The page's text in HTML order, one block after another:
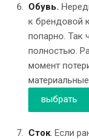
Обувь.
к брендовой
попарно. Так
полностью.
момент
выбрать
Сток. Если